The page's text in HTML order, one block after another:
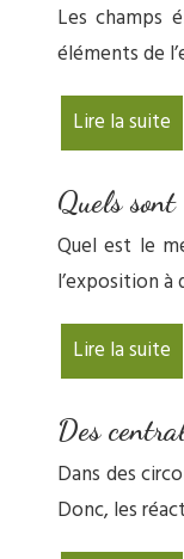
Les champs
éléments de
Lire la suite
Quels sont
Quel est le
l’exposition à
Lire la suite
Des
Dans des
Donc, les